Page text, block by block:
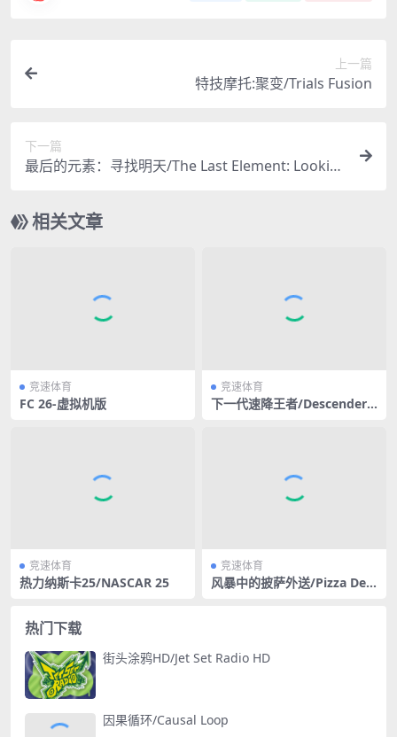
上一篇
特技摩托:聚变/Trials Fusion
下一篇
最后的元素：寻找明天/The Last Element: Lookin
相关文章
竞速体育
FC 26-虚拟机版
竞速体育
下一代速降王者/Descenders
竞速体育
热力纳斯卡25/NASCAR 25
竞速体育
风暴中的披萨外送/Pizza Deli
热门下载
街头涂鸦HD/Jet Set Radio HD
因果循环/Causal Loop